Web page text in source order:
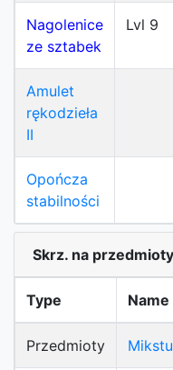
Nagolenice
ze sztabek
Lvl 9
Amulet
rękodzieła
II
Opończa
stabilności
Skrz. na
Type Name
Przedmioty